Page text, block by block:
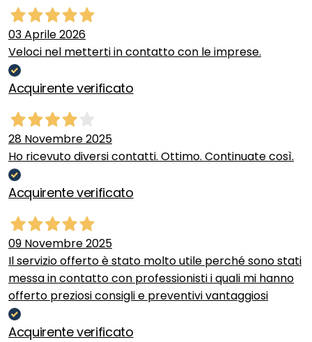
03 Aprile 2026
Veloci nel metterti in contatto con le imprese.
Acquirente verificato
28 Novembre 2025
Ho ricevuto diversi contatti. Ottimo. Continuate così.
Acquirente verificato
09 Novembre 2025
Il servizio offerto è stato molto utile perché sono stati
messa in contatto con professionisti i quali mi hanno
offerto preziosi consigli e preventivi vantaggiosi
Acquirente verificato